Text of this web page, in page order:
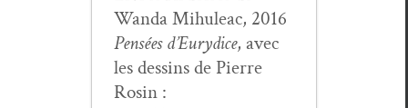
Wan­da Mihuleac, 2016
Pen­sées d’Eury­dice, avec
les dessins de Pierre
Rosin :